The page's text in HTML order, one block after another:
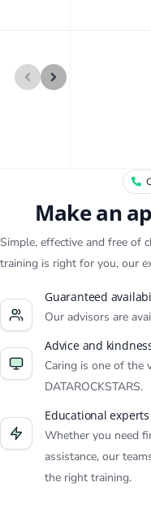
Make an
Simple, effective and free of
training is right for you, our
Guaranteed
Our advisors are
Advice and
Caring is one of the
DATAROCKSTARS.
Educational experts
Whether you need
assistance, our
the right training.